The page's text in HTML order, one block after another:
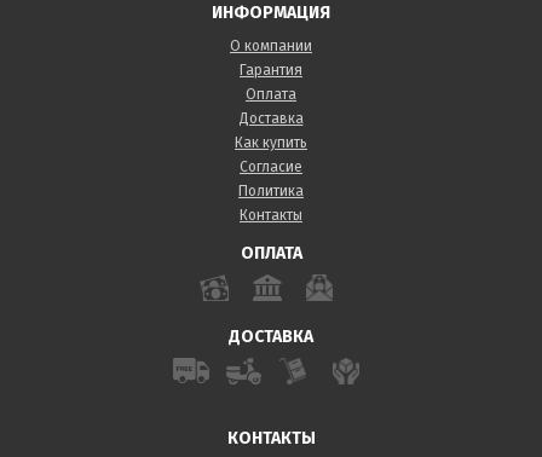
ИНФОРМАЦИЯ
О компании
Гарантия
Оплата
Доставка
Как купить
Согласие
Политика
Контакты
ОПЛАТА
ДОСТАВКА
КОНТАКТЫ